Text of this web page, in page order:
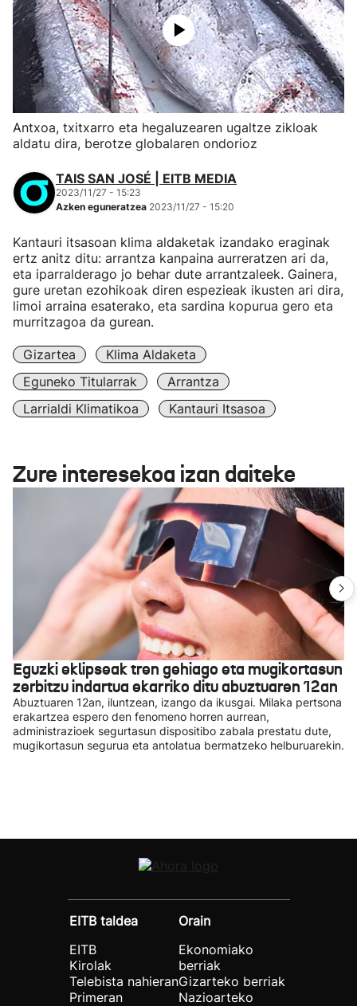
Antxoa, txitxarro eta hegaluzearen ugaltze zikloak
aldatu dira, berotze globalaren ondorioz
TAIS SAN JOSÉ | EITB MEDIA
2023/11/27 - 15:23
Azken eguneratzea 2023/11/27 - 15:20
Kantauri itsasoan klima aldaketak izandako eraginak
ertz anitz ditu: arrantza kanpaina aurreratzen ari da,
eta iparralderago jo behar dute arrantzaleek. Gainera,
gure uretan ezohikoak diren espezieak ikusten ari dira,
limoi arraina esaterako, eta sardina kopurua gero eta
murritzagoa da gurean.
Gizartea
Klima Aldaketa
Eguneko Titularrak
Arrantza
Larrialdi Klimatikoa
Kantauri Itsasoa
Zure interesekoa izan daiteke
Eguzki eklipseak tren gehiago eta mugikortasun
zerbitzu indartua ekarriko ditu abuztuaren 12an
Abuztuaren 12an, iluntzean, izango da ikusgai. Milaka pertsona
erakartzea espero den fenomeno horren aurrean,
administrazioek segurtasun dispositibo zabala prestatu dute,
mugikortasun segurua eta antolatua bermatzeko helburuarekin.
EITB taldea
EITB
Kirolak
Telebista nahieran
Primeran
Orain
Ekonomiako
berriak
Gizarteko berriak
Nazioarteko